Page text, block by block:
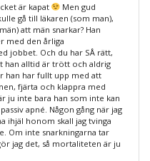
är kapat
Men gud
gå till läkaren (som man),
att män snarkar? Han
med den årliga
jobbet. Och du har SÅ rätt,
han alltid är trött och aldrig
han har fullt upp med att
fjärta och klappra med
ju inte bara han som inte kan
apné. Någon gång när jag
ihjäl honom skall jag tvinga
Om inte snarkningarna tar
jag det, så mortaliteten är ju